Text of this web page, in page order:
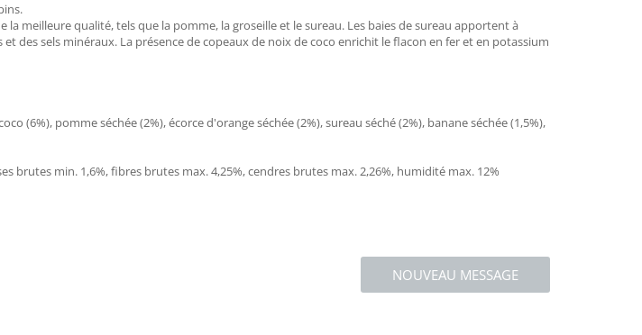
meilleure qualité, tels que la pomme, la groseille et le sureau. Les baies de sureau apportent à
des sels minéraux. La présence de copeaux de noix de coco enrichit le flacon en fer et en potassium
(6%), pomme séchée (2%), écorce d'orange séchée (2%), sureau séché (2%), banane séchée (1,5%),
brutes min. 1,6%, fibres brutes max. 4,25%, cendres brutes max. 2,26%, humidité max. 12%
NOUVEAU MESSAGE